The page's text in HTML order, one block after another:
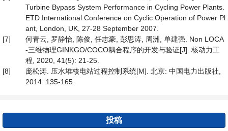
Turbine Bypass System Performance in Cycling Power Plants.
ETD International Conference on Cyclic Operation of Power Pl
ant, London, UK, 27-28 September 2007.
[7]
何青云, 罗静怡, 陈俊, 任志豪, 彭思涛, 周洲, 单建强. Non LOCA
-三维物理GINKGO/COCO耦合程序的开发与验证[J]. 核动力工
程, 2020, 41(5): 21-25.
[8]
庞松涛. 压水堆核电站过程控制系统[M]. 北京: 中国电力出版社,
2014: 135-165.
投稿